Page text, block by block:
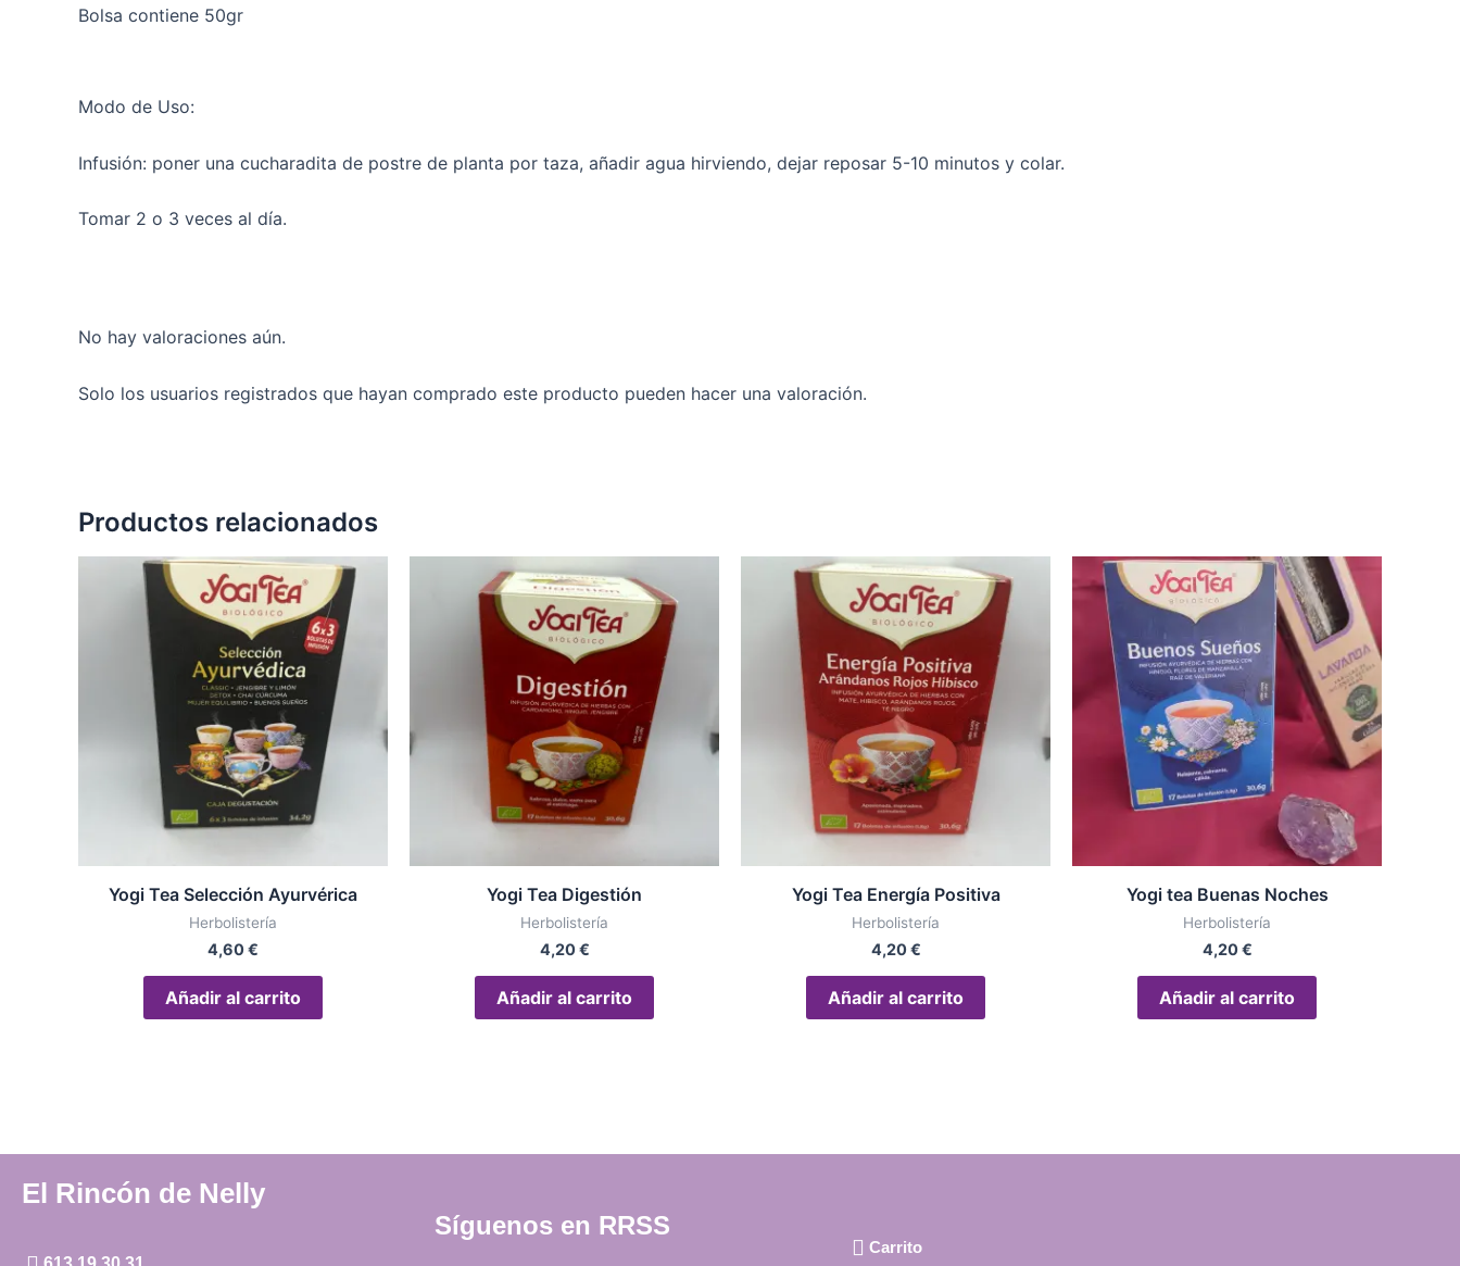
Bolsa contiene 50gr
Modo de Uso:
Infusión: poner una cucharadita de postre de planta por taza, añadir agua hirviendo, dejar reposar 5-10 minutos y colar.
Tomar 2 o 3 veces al día.
No hay valoraciones aún.
Solo los usuarios registrados que hayan comprado este producto pueden hacer una valoración.
Productos relacionados
Yogi Tea Selección Ayurvérica
Herbolistería
4,60€
Añadir al carrito
Yogi Tea Digestión
Herbolistería
4,20€
Añadir al carrito
Yogi Tea Energía Positiva
Herbolistería
4,20€
Añadir al carrito
Yogi tea Buenas Noches
Herbolistería
4,20€
Añadir al carrito
El Rincón de Nelly
Síguenos en RRSS
Carrito